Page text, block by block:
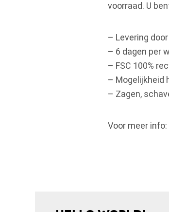
voorraad. U
– Levering
– 6 dagen per
– FSC 100%
– Mogelijkheid
– Zagen,
Voor meer info: